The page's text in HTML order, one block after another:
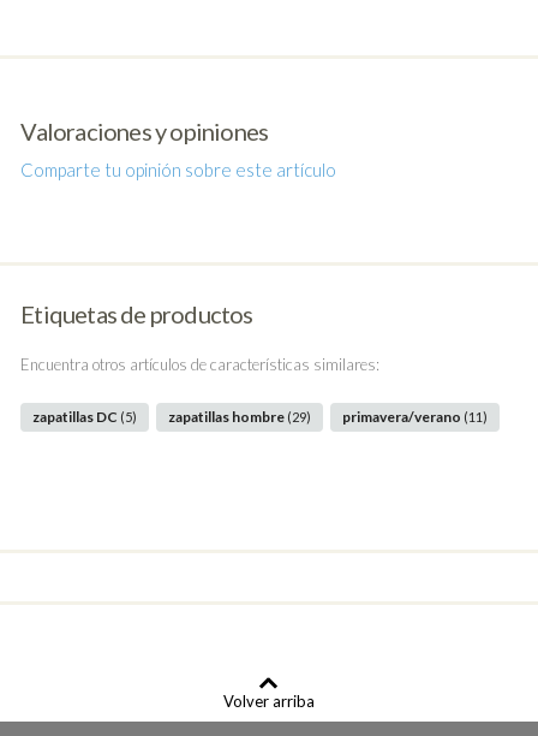
Valoraciones y opiniones
Comparte tu opinión sobre este artículo
Etiquetas de productos
Encuentra otros artículos de características similares:
zapatillas DC (5) zapatillas hombre (29) primavera/verano (11)
Volver arriba